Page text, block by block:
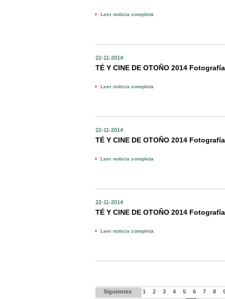
Leer noticia completa
22-11-2014
TÉ Y CINE DE OTOÑO 2014 Fotografía
Leer noticia completa
22-11-2014
TÉ Y CINE DE OTOÑO 2014 Fotografía
Leer noticia completa
22-11-2014
TÉ Y CINE DE OTOÑO 2014 Fotografía
Leer noticia completa
Siguientes 1 2 3 4 5 6 7 8